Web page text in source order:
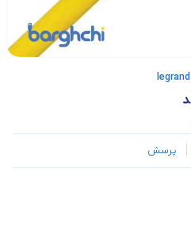
پرسش